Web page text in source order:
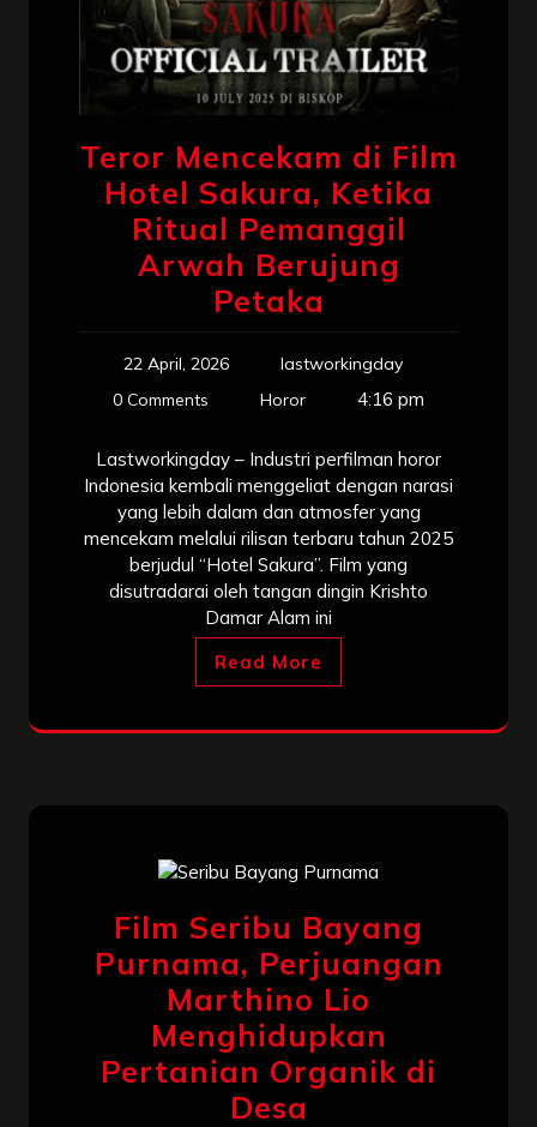
Teror Mencekam di Film
Hotel Sakura, Ketika
Ritual Pemanggil
Arwah Berujung
Petaka
22 April, 2026
lastworkingday
0 Comments
Horor 4:16 pm
Lastworkingday – Industri perfilman horor
Indonesia kembali menggeliat dengan narasi
yang lebih dalam dan atmosfer yang
mencekam melalui rilisan terbaru tahun 2025
berjudul “Hotel Sakura”. Film yang
disutradarai oleh tangan dingin Krishto
Damar Alam ini
Read More
Film Seribu Bayang
Purnama, Perjuangan
Marthino Lio
Menghidupkan
Pertanian Organik di
Desa